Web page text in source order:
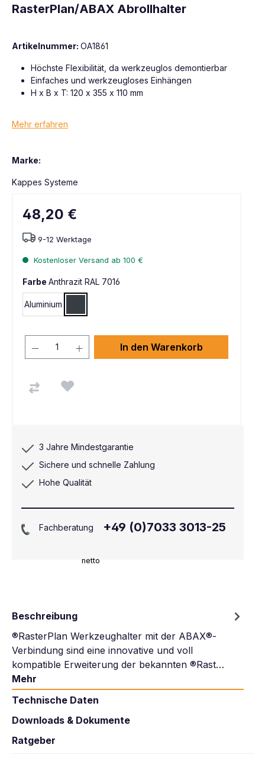
RasterPlan/ABAX Abrollhalter
Artikelnummer: OA1861
Höchste Flexibilität, da werkzeuglos demontierbar
Einfaches und werkzeugloses Einhängen
H x B x T: 120 x 355 x 110 mm
Mehr erfahren
Marke:
Kappes Systeme
48,20 €
netto
9-12 Werktage
Kostenloser Versand ab 100 €
Farbe Anthrazit RAL 7016
Aluminium
In den Warenkorb
3 Jahre Mindestgarantie
Sichere und schnelle Zahlung
Hohe Qualität
Fachberatung +49 (0)7033 3013-25
Beschreibung
®RasterPlan Werkzeughalter mit der ABAX®-
Verbindung sind eine innovative und voll
kompatible Erweiterung der bekannten ®Rast…
Mehr
Technische Daten
Downloads & Dokumente
Ratgeber